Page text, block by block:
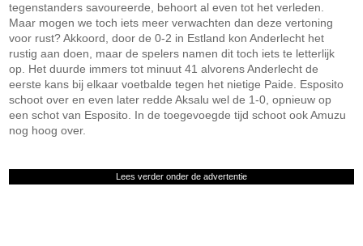
tegenstanders savoureerde, behoort al even tot het verleden.
Maar mogen we toch iets meer verwachten dan deze vertoning
voor rust? Akkoord, door de 0-2 in Estland kon Anderlecht het
rustig aan doen, maar de spelers namen dit toch iets te letterlijk
op. Het duurde immers tot minuut 41 alvorens Anderlecht de
eerste kans bij elkaar voetbalde tegen het nietige Paide. Esposito
schoot over en even later redde Aksalu wel de 1-0, opnieuw op
een schot van Esposito. In de toegevoegde tijd schoot ook Amuzu
nog hoog over.
Lees verder onder de advertentie